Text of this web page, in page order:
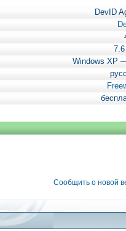
DevID
Windows XP
Сообщить о новой